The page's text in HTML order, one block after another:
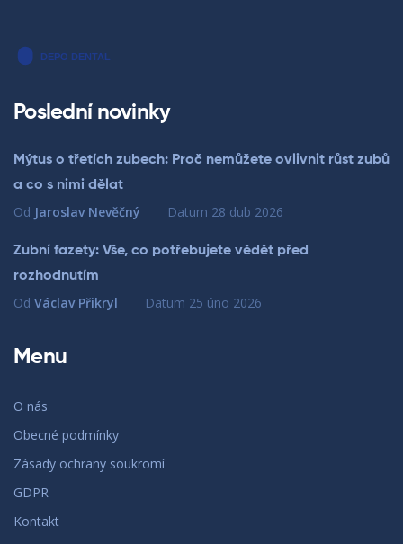
Poslední novinky
Mýtus o třetích zubech: Proč nemůžete ovlivnit růst zubů
a co s nimi dělat
Od Jaroslav Nevěčný Datum 28 dub 2026
Zubní fazety: Vše, co potřebujete vědět před
rozhodnutím
Od Václav Přikryl Datum 25 úno 2026
Menu
O nás
Obecné podmínky
Zásady ochrany soukromí
GDPR
Kontakt